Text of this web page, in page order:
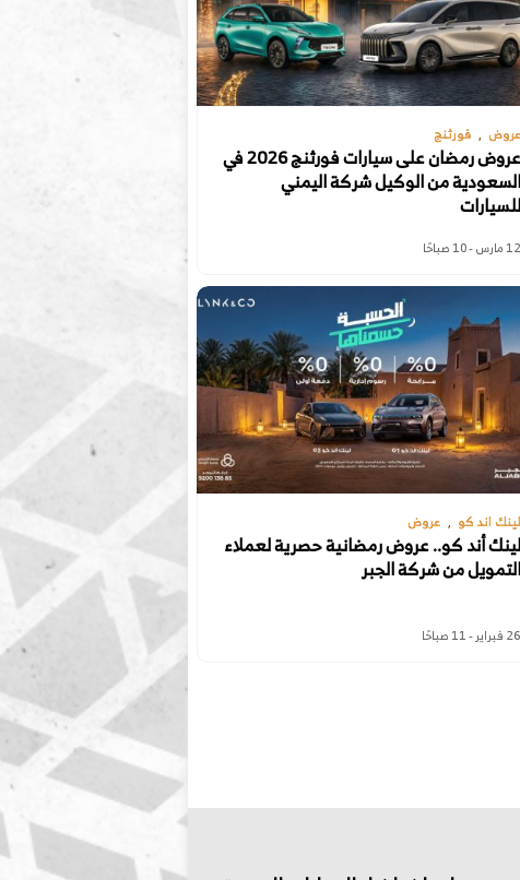
عروض فورثنج
عروض رمضان على سيارات فورثنج 2026 في
السعودية من الوكيل شركة اليمني
للسيارات
12 مارس - 10 صباحًا
لينك اند كو عروض
لينك أند كو.. عروض رمضانية حصرية لعملاء
التمويل من شركة الجبر
26 فبراير - 11 صباحًا